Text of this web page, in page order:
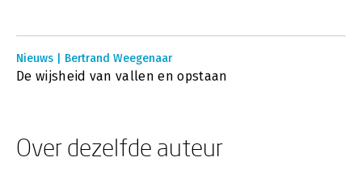
Nieuws | Bertrand Weegenaar
De wijsheid van vallen en opstaan
Over dezelfde auteur